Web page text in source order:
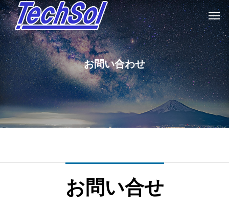
お問い合わせ
お問い合せ